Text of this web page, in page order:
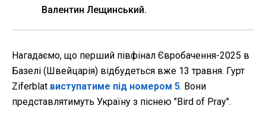
Валентин Лещинський.
Нагадаємо, що перший півфінал Євробачення-2025 в
Базелі (Швейцарія) відбудеться вже 13 травня. Гурт
Ziferblat виступатиме під номером 5. Вони
представлятимуть Україну з піснею "Bird of Pray".